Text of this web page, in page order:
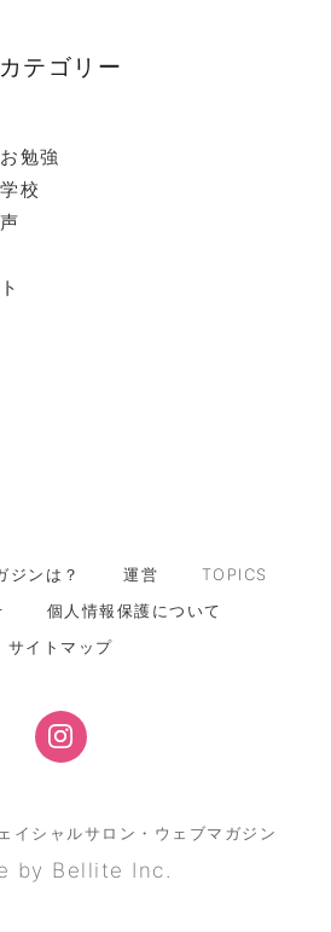
カテゴリー
勉強
校
ジンは？ 運営
TOPICS
個人情報保護について
サイトマップ
イシャルサロン・ウェブマガジン
by Bellite Inc.